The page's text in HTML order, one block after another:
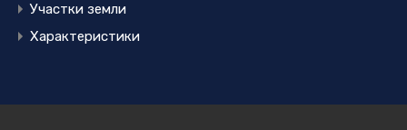
Участки земли
Характеристики